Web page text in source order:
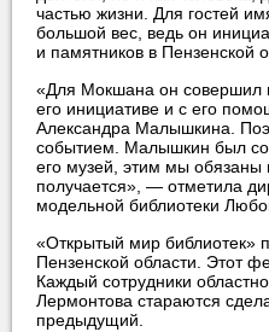
частью жизни. Для гостей
большой вес, ведь он
и памятников в Пензенской
«Для Мокшана он совершил
его инициативе и с его
Александра Малышкина.
событием. Малышкин был
его музей, этим мы обязаны
получается», — отметила
модельной библиотеки
«Открытый мир библиотек»
Пензенской области. Этот
Каждый сотрудники
Лермонтова стараются
предыдущий.